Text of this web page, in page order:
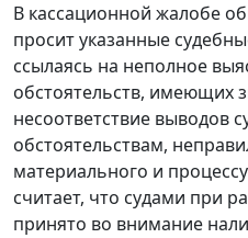
В кассационной жалобе
просит указанные
ссылаясь на неполное
обстоятельств, имеющих
несоответствие выводов
обстоятельствам,
материального и
считает, что судами при
принято во внимание